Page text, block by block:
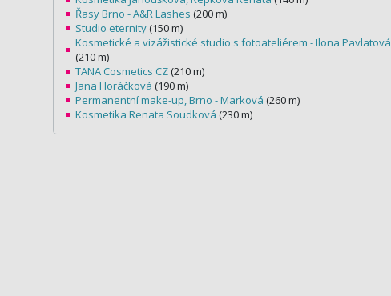
Řasy Brno - A&R Lashes (200 m)
Studio eternity (150 m)
Kosmetické a vizážistické studio s fotoateliérem - Ilona Pavlatová
(210 m)
TANA Cosmetics CZ (210 m)
Jana Horáčková (190 m)
Permanentní make-up, Brno - Marková (260 m)
Kosmetika Renata Soudková (230 m)